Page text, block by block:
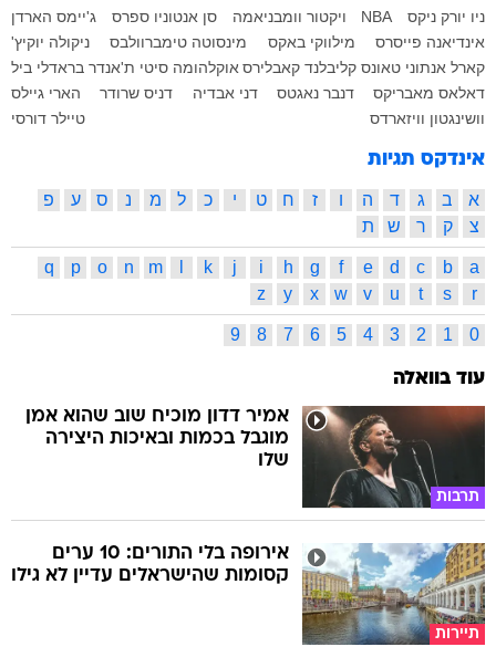
ניו יורק ניקס NBA ויקטור וומבניאמה סן אנטוניו ספרס
ג'יימס הארדן
אינדיאנה פייסרס
מילווקי באקס מינסוטה טימברוולבס
ניקולה יוקיץ'
קארל אנתוני טאונס קליבלנד קאבלירס אוקלהומה סיטי ת'אנדר בראדלי ביל
דאלאס מאבריקס
דנבר נאגטס דני אבדיה דניס שרודר
הארי גיילס
וושינגטון וויזארדס
טיילר דורסי
אינדקס תגיות
א ב ג ד ה ו ז ח ט י כ ל מ נ ס ע
פ
צ
ק ר ש ת
a
b
c
d
e
f
g
h
i
j
k
m
n
o
p
q
r
s
t
u
v
w
x
y
z
0
1
2
3
4
5
6
7
8
9
עוד בוואלה
תרבות
אמיר דדון מוכיח שוב שהוא אמן
מוגבל בכמות ובאיכות היצירה
שלו
תיירות
אירופה בלי התורים: 10 ערים
קסומות שהישראלים עדיין לא גילו